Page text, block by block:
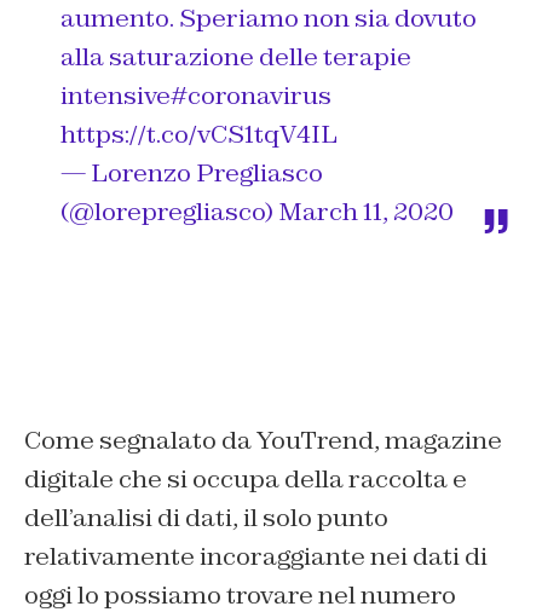
aumento. Speriamo non sia dovuto
alla saturazione delle terapie
intensive#coronavirus
https://t.co/vCS1tqV4IL
— Lorenzo Pregliasco
(@lorepregliasco) March 11, 2020
Come segnalato da YouTrend, magazine
digitale che si occupa della raccolta e
dell’analisi di dati, il solo punto
relativamente incoraggiante nei dati di
oggi lo possiamo trovare nel numero